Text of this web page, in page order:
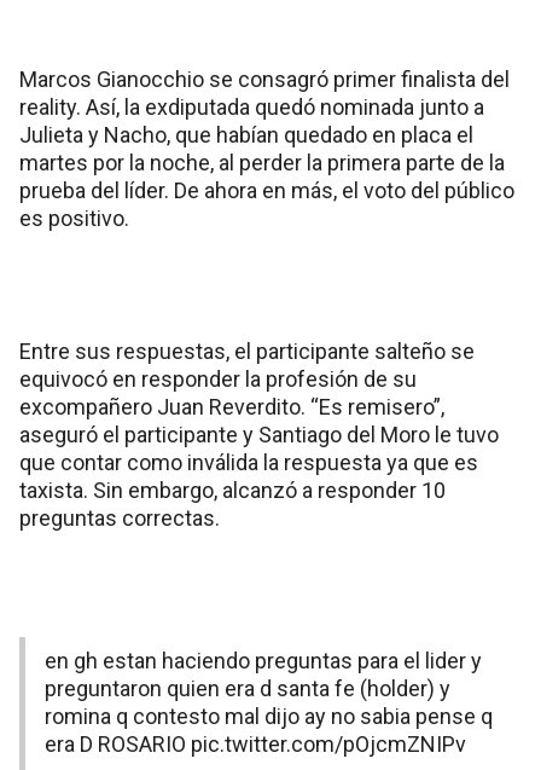
Marcos Gianocchio se consagró primer finalista del
reality. Así, la exdiputada quedó nominada junto a
Julieta y Nacho, que habían quedado en placa el
martes por la noche, al perder la primera parte de la
prueba del líder. De ahora en más, el voto del público
es positivo.
Entre sus respuestas, el participante salteño se
equivocó en responder la profesión de su
excompañero Juan Reverdito. “Es remisero”,
aseguró el participante y Santiago del Moro le tuvo
que contar como inválida la respuesta ya que es
taxista. Sin embargo, alcanzó a responder 10
preguntas correctas.
en gh estan haciendo preguntas para el lider y
preguntaron quien era d santa fe (holder) y
romina q contesto mal dijo ay no sabia pense q
era D ROSARIO pic.twitter.com/pOjcmZNIPv